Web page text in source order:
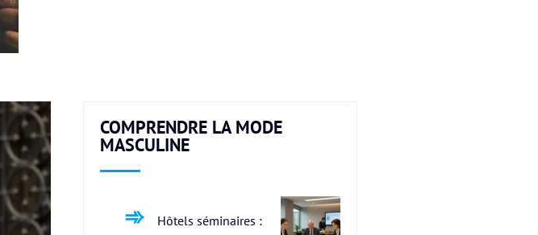
COMPRENDRE LA MODE
MASCULINE
Hôtels séminaires :